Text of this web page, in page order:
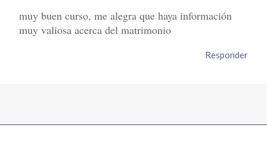
muy buen curso, me alegra que haya información
muy valiosa acerca del matrimonio
Responder